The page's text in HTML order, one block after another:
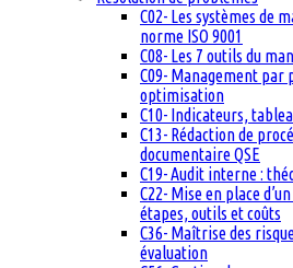
C02- Les systèmes de
norme ISO 9001
C08- Les 7 outils du
C09- Management par
optimisation
C10- Indicateurs,
C13- Rédaction de
documentaire QSE
C19- Audit interne :
C22- Mise en place
étapes, outils et coûts
C36- Maîtrise des
évaluation